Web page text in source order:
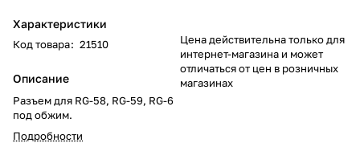
Характеристики
Код товара: 21510
Описание
Разъем для RG-58, RG-59, RG-6
под обжим.
Подробности
Цена действительна только для
интернет-магазина и может
отличаться от цен в розничных
магазинах